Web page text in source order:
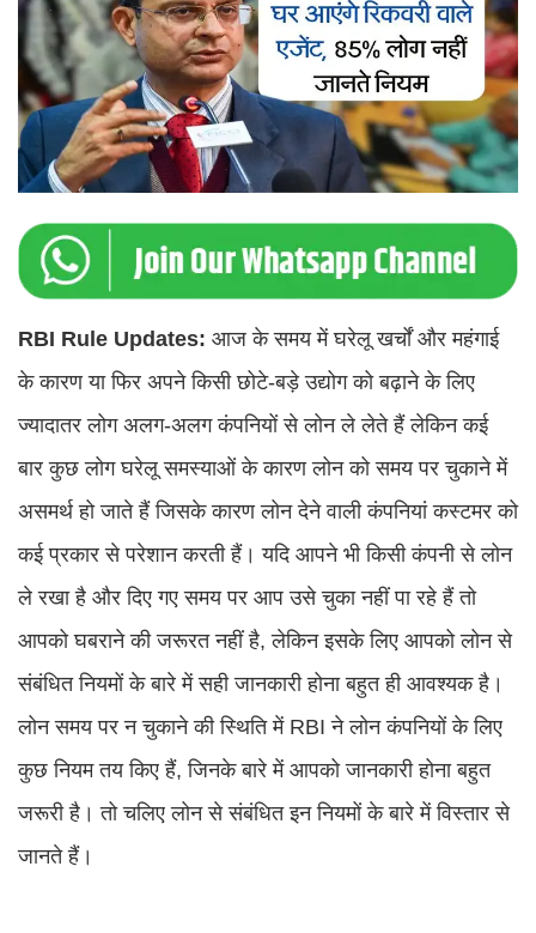
RBI Rule Updates: आज के समय में घरेलू खर्चों और महंगाई
के कारण या फिर अपने किसी छोटे-बड़े उद्योग को बढ़ाने के लिए
ज्यादातर लोग अलग-अलग कंपनियों से लोन ले लेते हैं लेकिन कई
बार कुछ लोग घरेलू समस्याओं के कारण लोन को समय पर चुकाने में
असमर्थ हो जाते हैं जिसके कारण लोन देने वाली कंपनियां कस्टमर को
कई प्रकार से परेशान करती हैं। यदि आपने भी किसी कंपनी से लोन
ले रखा है और दिए गए समय पर आप उसे चुका नहीं पा रहे हैं तो
आपको घबराने की जरूरत नहीं है, लेकिन इसके लिए आपको लोन से
संबंधित नियमों के बारे में सही जानकारी होना बहुत ही आवश्यक है।
लोन समय पर न चुकाने की स्थिति में RBI ने लोन कंपनियों के लिए
कुछ नियम तय किए हैं, जिनके बारे में आपको जानकारी होना बहुत
जरूरी है। तो चलिए लोन से संबंधित इन नियमों के बारे में विस्तार से
जानते हैं।